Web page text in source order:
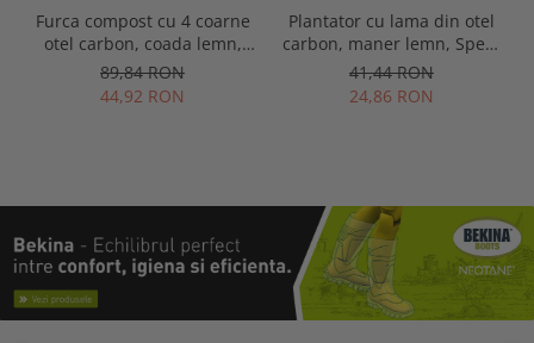
Furca compost cu 4 coarne
otel carbon, coada lemn,
Spear & Jackson Neverbend
Professional
89,84 RON
44,92 RON
Plantator cu lama din otel
carbon, maner lemn, Spear
& Jackson Elements
41,44 RON
24,86 RON